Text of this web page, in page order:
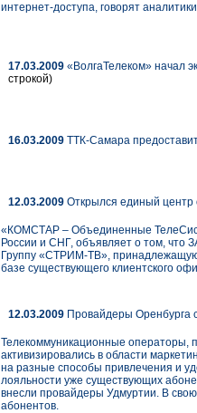
интернет-доступа, говорят
17.03.2009 «ВолгаТелеком» начал
строкой)
16.03.2009 ТТК-Самара
12.03.2009 Открылся единый
«КОМСТАР – Объединенные
России и СНГ, объявляет о том, что
Группу «СТРИМ-ТВ»,
базе существующего клиентского
12.03.2009 Провайдеры Оренбурга
Телекоммуникационные операторы,
активизировались в области
на разные способы привлечения и
лояльности уже существующих
внесли провайдеры Удмуртии. В
абонентов.